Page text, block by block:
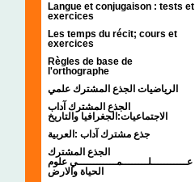
Langue et conjugaison : tests et
exercices
Les temps du récit; cours et
exercices
Règles de base de
l'orthographe
الرياضيات الجذع المشترك علمي
الجذع المشترك آداب
الاجتماعيات:الجغرافيا والتاريخ
جذع مشترك آداب :العربية
الجذع المشترك
عـــــــــــلــــــــمــــــــــــي علوم
الحياة والارض